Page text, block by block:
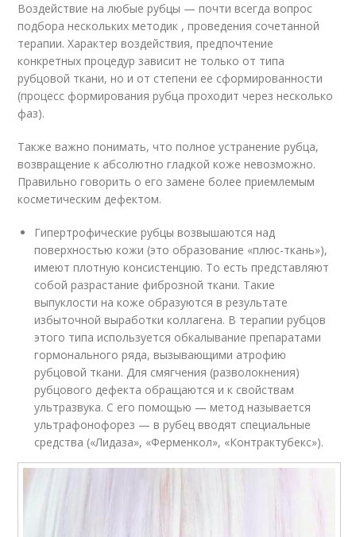
Воздействие на любые рубцы — почти всегда вопрос
подбора нескольких методик , проведения сочетанной
терапии. Характер воздействия, предпочтение
конкретных процедур зависит не только от типа
рубцовой ткани, но и от степени ее сформированности
(процесс формирования рубца проходит через несколько
фаз).
Также важно понимать, что полное устранение рубца,
возвращение к абсолютно гладкой коже невозможно.
Правильно говорить о его замене более приемлемым
косметическим дефектом.
Гипертрофические рубцы возвышаются над
поверхностью кожи (это образование «плюс-ткань»),
имеют плотную консистенцию. То есть представляют
собой разрастание фиброзной ткани. Такие
выпуклости на коже образуются в результате
избыточной выработки коллагена. В терапии рубцов
этого типа используется обкалывание препаратами
гормонального ряда, вызывающими атрофию
рубцовой ткани. Для смягчения (разволокнения)
рубцового дефекта обращаются и к свойствам
ультразвука. С его помощью — метод называется
ультрафонофорез — в рубец вводят специальные
средства («Лидаза», «Ферменкол», «Контрактубекс»).